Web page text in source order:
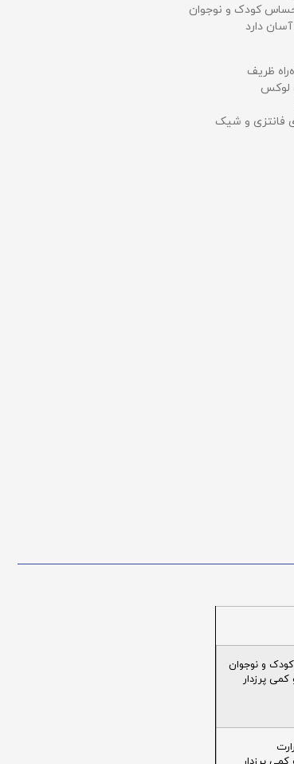
حساس کودک و نوجوان
دارد
ظریف
لوکس
فانتزی و شیک
و نوجوان
کمی پرزدار